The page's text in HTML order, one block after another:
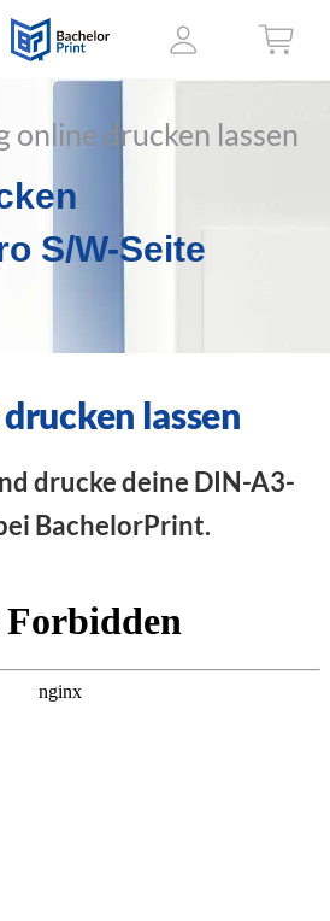
online drucken lassen
S/W-Seite
lassen
drucke deine DIN-A3-
BachelorPrint.